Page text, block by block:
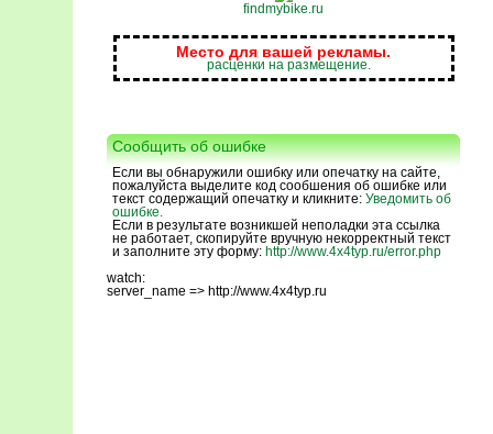
findmybike.ru
Место для вашей рекламы.
расценки на размещение.
Сообщить об ошибке
Если вы обнаружили ошибку или опечатку на сайте,
пожалуйста выделите код сообшения об ошибке или
текст содержащий опечатку и кликните: Уведомить об
ошибке.
Если в результате возникшей неполадки эта ссылка
не работает, скопируйте вручную некорректный текст
и заполните эту форму: http://www.4x4typ.ru/error.php
watch:
server_name => http://www.4x4typ.ru